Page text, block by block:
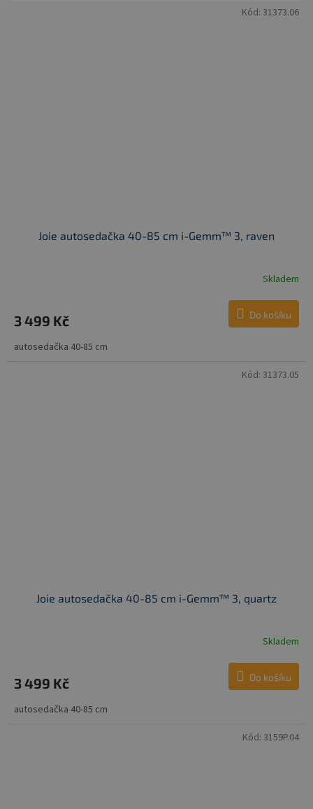
Joie autosedačka 40-85 cm i-Gemm™ 3, raven
Skladem
3 499 Kč Do košíku
autosedačka 40-85 cm
Kód: 31373.06
Joie autosedačka 40-85 cm i-Gemm™ 3, quartz
Skladem
3 499 Kč Do košíku
autosedačka 40-85 cm
Kód: 31373.05
Kód: 3159P.04